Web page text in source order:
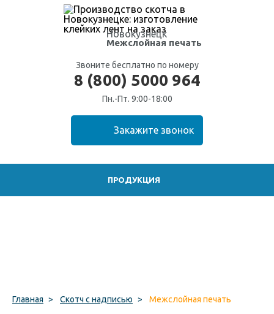
Новокузнецк
Межслойная печать
Звоните бесплатно по номеру
8 (800) 5000 964
Пн.-Пт. 9:00-18:00
ПРОДУКЦИЯ
Главная > Скотч с надписью > Межслойная печать